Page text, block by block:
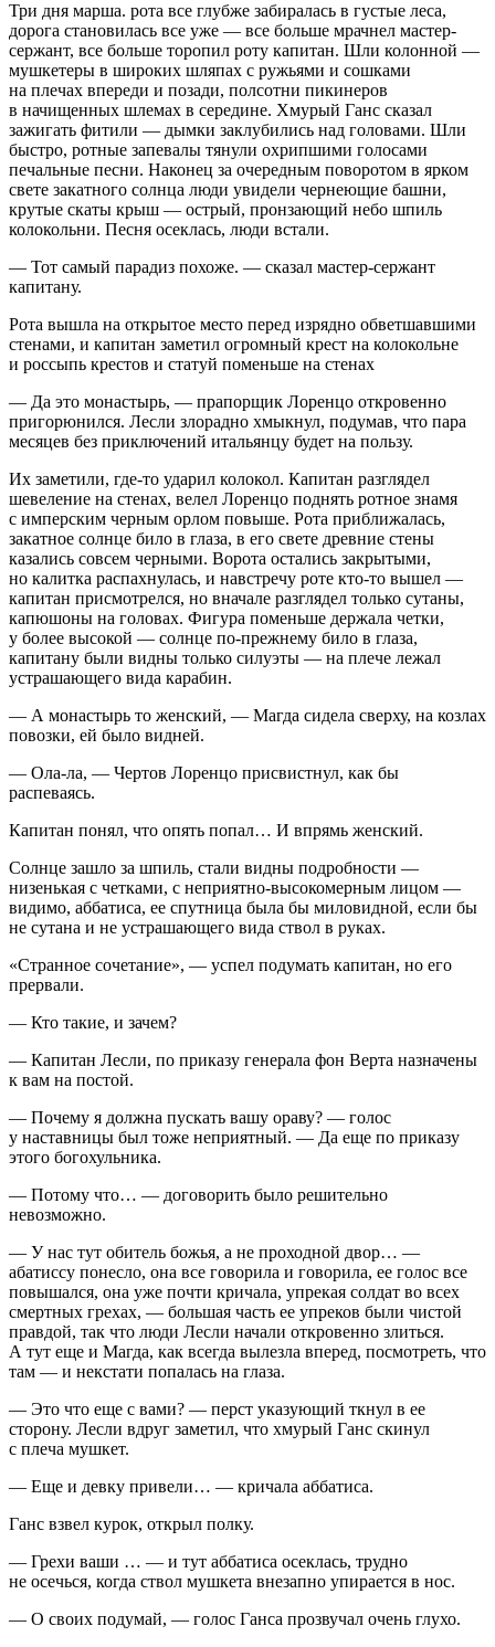
Три дня марша. рота все глубже забиралась в густые леса,
дорога становилась все уже — все больше мрачнел мастер-
сержант, все больше торопил роту капитан. Шли колонной —
мушкетеры в широких шляпах с ружьями и сошками
на плечах впереди и позади, полсотни пикинеров
в начищенных шлемах в середине. Хмурый Ганс сказал
зажигать фитили — дымки заклубились над головами. Шли
быстро, ротные запевалы тянули охрипшими голосами
печальные песни. Наконец за очередным поворотом в ярком
свете закатного солнца люди увидели чернеющие башни,
крутые скаты крыш — острый, пронзающий небо шпиль
колокольни. Песня осеклась, люди встали.
— Тот самый парадиз похоже. — сказал мастер-сержант
капитану.
Рота вышла на открытое место перед изрядно обветшавшими
стенами, и капитан заметил огромный крест на колокольне
и россыпь крестов и статуй поменьше на стенах
— Да это монастырь, — прапорщик Лоренцо откровенно
пригорюнился. Лесли злорадно хмыкнул, подумав, что пара
месяцев без приключений итальянцу будет на пользу.
Их заметили, где-то ударил колокол. Капитан разглядел
шевеление на стенах, велел Лоренцо поднять ротное знамя
с имперским черным орлом повыше. Рота приближалась,
закатное солнце било в глаза, в его свете древние стены
казались совсем черными. Ворота остались закрытыми,
но калитка распахнулась, и навстречу роте кто-то вышел —
капитан присмотрелся, но вначале разглядел только сутаны,
капюшоны на головах. Фигура поменьше держала четки,
у более высокой — солнце по-прежнему било в глаза,
капитану были видны только силуэты — на плече лежал
устрашающего вида карабин.
— А монастырь то женский, — Магда сидела сверху, на козлах
повозки, ей было видней.
— Ола-ла, — Чертов Лоренцо присвистнул, как бы
распеваясь.
Капитан понял, что опять попал… И впрямь женский.
Солнце зашло за шпиль, стали видны подробности —
низенькая с четками, с неприятно-высокомерным лицом —
видимо, аббатиса, ее спутница была бы миловидной, если бы
не сутана и не устрашающего вида ствол в руках.
«Странное сочетание», — успел подумать капитан, но его
прервали.
— Кто такие, и зачем?
— Капитан Лесли, по приказу генерала фон Верта назначены
к вам на постой.
— Почему я должна пускать вашу ораву? — голос
у наставницы был тоже неприятный. — Да еще по приказу
этого богохульника.
— Потому что… — договорить было решительно
невозможно.
— У нас тут обитель божья, а не проходной двор… —
абатиссу понесло, она все говорила и говорила, ее голос все
повышался, она уже почти кричала, упрекая солдат во всех
смертных грехах, — большая часть ее упреков были чистой
правдой, так что люди Лесли начали откровенно злиться.
А тут еще и Магда, как всегда вылезла вперед, посмотреть, что
там — и некстати попалась на глаза.
— Это что еще с вами? — перст указующий ткнул в ее
сторону. Лесли вдруг заметил, что хмурый Ганс скинул
с плеча мушкет.
— Еще и девку привели… — кричала аббатиса.
Ганс взвел курок, открыл полку.
— Грехи ваши … — и тут аббатиса осеклась, трудно
не осечься, когда ствол мушкета внезапно упирается в нос.
— О своих подумай, — голос Ганса прозвучал очень глухо.